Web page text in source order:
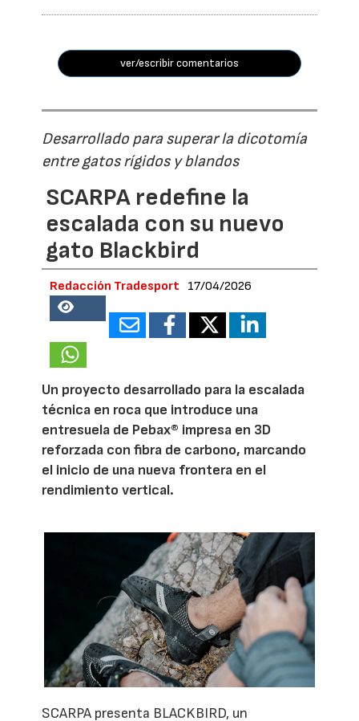
ver/escribir comentarios
Desarrollado para superar la dicotomía
entre gatos rígidos y blandos
SCARPA redefine la
escalada con su nuevo
gato Blackbird
Redacción Tradesport 17/04/2026
18704
Un proyecto desarrollado para la escalada
técnica en roca que introduce una
entresuela de Pebax® impresa en 3D
reforzada con fibra de carbono, marcando
el inicio de una nueva frontera en el
rendimiento vertical.
SCARPA presenta BLACKBIRD, un